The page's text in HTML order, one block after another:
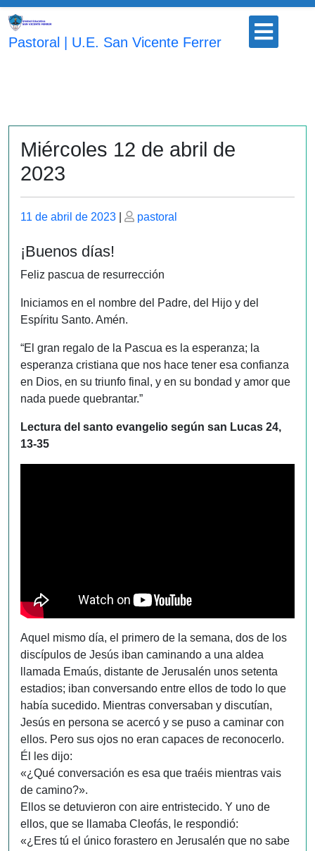
Saltar
contenido
Pastoral | U.E. San Vicente Ferrer
Botón
abrir
Miércoles 12 de abril de
2023
Publicado
11 de abril de 2023
Publicado
pastoral
¡Buenos días!
Feliz pascua de resurrección
Iniciamos en el nombre del Padre, del Hijo y del
Espíritu Santo. Amén.
“El gran regalo de la Pascua es la esperanza; la
esperanza cristiana que nos hace tener esa confianza
en Dios, en su triunfo final, y en su bondad y amor que
nada puede quebrantar.”
Lectura del santo evangelio según san Lucas 24,
13-35
Aquel mismo día, el primero de la semana, dos de los
discípulos de Jesús iban caminando a una aldea
llamada Emaús, distante de Jerusalén unos setenta
estadios; iban conversando entre ellos de todo lo que
había sucedido. Mientras conversaban y discutían,
Jesús en persona se acercó y se puso a caminar con
ellos. Pero sus ojos no eran capaces de reconocerlo.
Él les dijo:
«¿Qué conversación es esa que traéis mientras vais
de camino?».
Ellos se detuvieron con aire entristecido. Y uno de
ellos, que se llamaba Cleofás, le respondió:
«¿Eres tú el único forastero en Jerusalén que no sabe